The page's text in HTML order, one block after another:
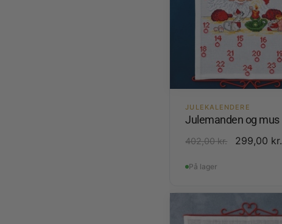
JULEKALENDERE
Julemanden og mus
402,00kr. 299,00 kr.
På lager